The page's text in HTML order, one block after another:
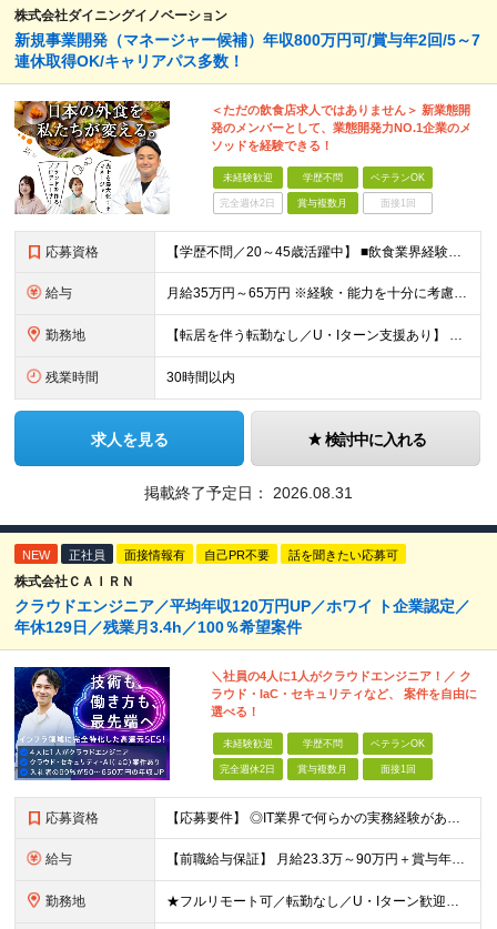
株式会社ダイニングイノベーション
新規事業開発（マネージャー候補）年収800万円可/賞与年2回/5～7
連休取得OK/キャリアパス多数！
＜ただの飲食店求人ではありません＞ 新業態開
発のメンバーとして、業態開発力NO.1企業のメ
ソッドを経験できる！
未経験歓迎 学歴不問 ベテランOK
完全週休2日 賞与複数月 面接1回
応募資格 【学歴不問／20～45歳活躍中】 ■飲食業界経験および販売／サービスの経験がある方を歓迎します 例えば「もっとこうすれば売れるのに」というアイデアを形にしたい方、経営陣に近いポジションでビジネスを
給与 月給35万円～65万円 ※経験・能力を十分に考慮し決定。 ※月給35万円～48万円までは非管理職となりますので、 上記月給には、月30時間分の固定残業代（61,620円～84,508円）および月10
勤務地 【転居を伴う転勤なし／U・Iターン支援あり】 本社（恵比寿）または当社が運営する東京都内の直営店舗での勤務 ※配属先は経験・希望・プロジェクト内容を踏まえて決定します。 ★社宅・引越支援制度あり（
残業時間 30時間以内
求人を見る 検討中に入れる
掲載終了予定日： 2026.08.31
NEW 正社員 面接情報有 自己PR不要 話を聞きたい応募可
株式会社ＣＡＩＲＮ
クラウドエンジニア／平均年収120万円UP／ホワイ ト企業認定／
年休129日／残業月3.4h／100％希望案件
＼社員の4人に1人がクラウドエンジニア！／ ク
ラウド・IaC・セキュリティなど、 案件を自由に
選べる！
未経験歓迎 学歴不問 ベテランOK
完全週休2日 賞与複数月 面接1回
応募資格 【応募要件】 ◎IT業界で何らかの実務経験がある方 └2～3ヶ月の実務経験のある方は歓迎します！ 例）PCキッティングやモバイル通信基地局の業務経験者など インフラエンジニアとして経験のある方は、
給与 【前職給与保証】 月給23.3万～90万円＋賞与年2回＋インセンティブ ★年収1000万円以上の実績あり！ ※上記月給には月20～30時間分（2万9,300円～21万7,900円）の固定残業代を含み
勤務地 ★フルリモート可／転勤なし／U・Iターン歓迎★ ◎勤務地は相談の上、ご自宅近くに調整します！ 【勤務地】 本社、または東京／埼玉／千葉／神奈川／愛知／仙台のクライアント先 ◎完全在宅（フルリモート）